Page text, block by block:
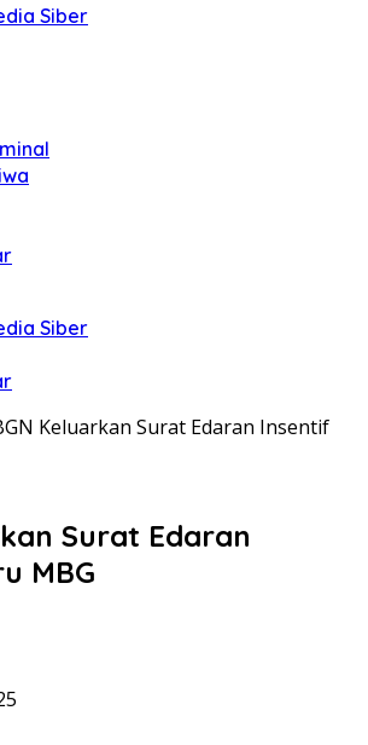
Siber
Siber
Keluarkan Surat Edaran Insentif
Surat Edaran
MBG